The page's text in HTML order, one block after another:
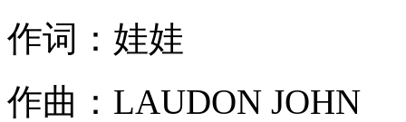
作词：娃娃
作曲：LAUDON JOHN